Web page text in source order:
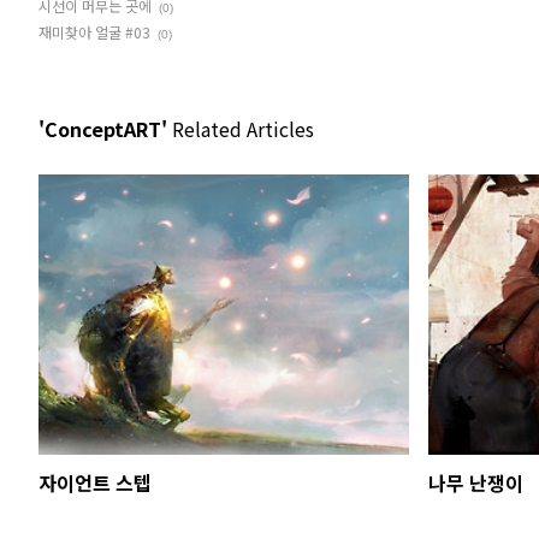
시선이 머무는 곳에 (0)
재미찾아 얼굴 #03 (0)
'ConceptART' Related Articles
자이언트 스텝 나무 난쟁이